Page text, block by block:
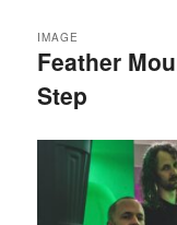
Feather
Step
IMAGE